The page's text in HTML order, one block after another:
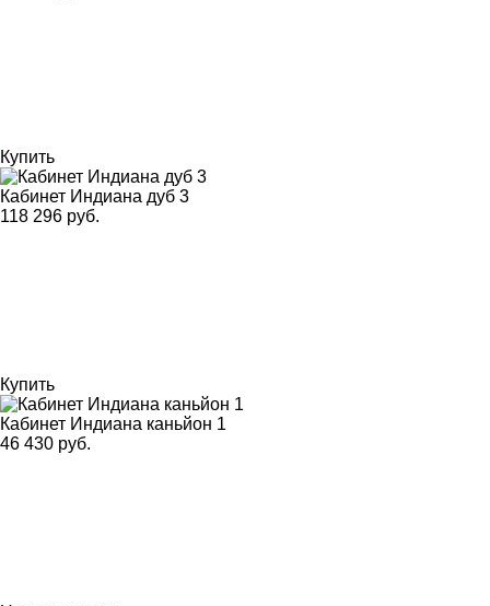
Купить
Кабинет Индиана дуб 3
118 296 руб.
Купить
Кабинет Индиана каньйон 1
46 430 руб.